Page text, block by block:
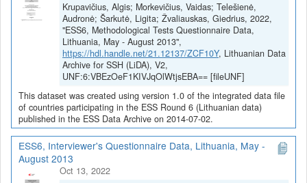
Krupavičius, Algis; Morkevičius, Vaidas; Telešienė,
Audronė; Šarkutė, Ligita; Žvaliauskas, Giedrius, 2022,
"ESS6, Methodological Tests Questionnaire Data,
Lithuania, May - August 2013",
https://hdl.handle.net/21.12137/ZCF10Y, Lithuanian Data
Archive for SSH (LiDA), V2,
UNF:6:VBEzOeF1KIVJqOlWtjsEBA== [fileUNF]
This dataset was created using version 1.0 of the integrated data file
of countries participating in the ESS Round 6 (Lithuanian data)
published in the ESS Data Archive on 2014-07-02.
ESS6, Interviewer's Questionnaire Data, Lithuania, May -
August 2013
Oct 13, 2022